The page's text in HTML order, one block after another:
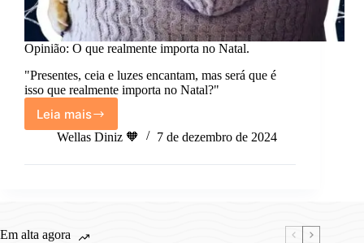
Opinião: O que realmente importa no Natal.
"Presentes, ceia e luzes encantam, mas será que é
isso que realmente importa no Natal?"
Leia maisOpinião:
O
realmente
Wellas Diniz 🧡 7 de dezembro de 2024
Em alta agora